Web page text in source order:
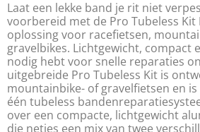
Laat een lekke band je rit niet
voorbereid met de Pro Tubeless Kit
oplossing voor racefietsen,
gravelbikes. Lichtgewicht, compact
nodig hebt voor snelle reparaties
uitgebreide Pro Tubeless Kit is
mountainbike- of gravelfietsen en
één tubeless
over een compacte, lichtgewicht
die netjes een mix van twee